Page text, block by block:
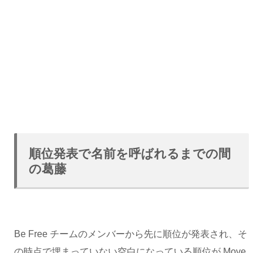
順位発表で名前を呼ばれるまでの間
の葛藤
Be Free チームのメンバーから先に順位が発表され、そ